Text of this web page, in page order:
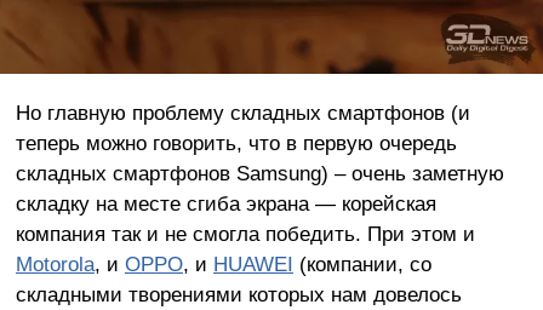
Но главную проблему складных смартфонов (и
теперь можно говорить, что в первую очередь
складных смартфонов Samsung) – очень заметную
складку на месте сгиба экрана — корейская
компания так и не смогла победить. При этом и
Motorola, и OPPO, и HUAWEI (компании, со
складными творениями которых нам довелось